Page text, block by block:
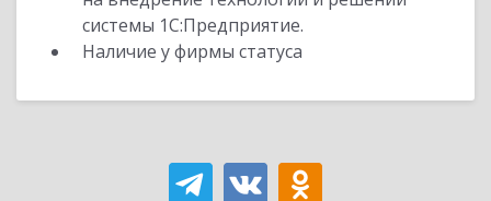
системы 1С:Предприятие.
Наличие у фирмы статуса